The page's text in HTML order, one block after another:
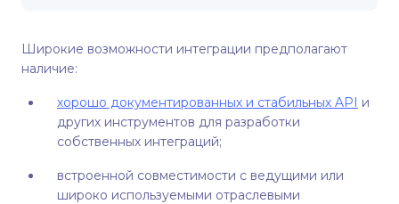
Широкие возможности интеграции предполагают
наличие:
хорошо документированных и стабильных API и
других инструментов для разработки
собственных интеграций;
встроенной совместимости с ведущими или
широко используемыми отраслевыми